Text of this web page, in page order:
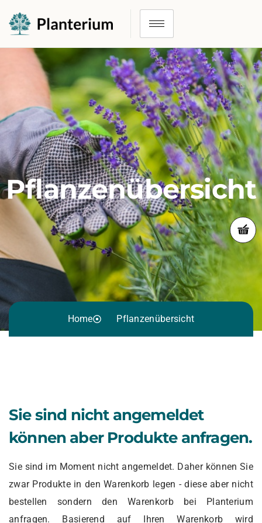
Pflanzenübersicht
Home Pflanzenübersicht
Sie sind nicht angemeldet
können aber Produkte anfragen.
Sie sind im Moment nicht angemeldet. Daher können Sie
zwar Produkte in den Warenkorb legen - diese aber nicht
bestellen sondern den Warenkorb bei Planterium
anfragen. Basierend auf Ihren Warenkorb wird